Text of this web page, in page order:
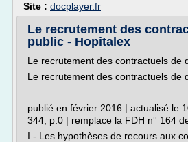
Site : docplayer.fr
Le recrutement des
public - Hopitalex
Le recrutement des contractuels de
Le recrutement des contractuels de
publié en février 2016 | actualisé le
344, p.0 | remplace la FDH n° 164
I - Les hypothèses de recours aux